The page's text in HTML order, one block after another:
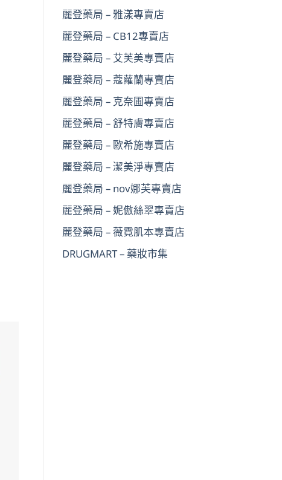
麗登藥局 – 雅漾專賣店
麗登藥局 – CB12專賣店
麗登藥局 – 艾芙美專賣店
麗登藥局 – 蔻蘿蘭專賣店
麗登藥局 – 克奈圃專賣店
麗登藥局 – 舒特膚專賣店
麗登藥局 – 歐希施專賣店
麗登藥局 – 潔美淨專賣店
麗登藥局 – nov娜芙專賣店
麗登藥局 – 妮傲絲翠專賣店
麗登藥局 – 薇霓肌本專賣店
DRUGMART – 藥妝市集